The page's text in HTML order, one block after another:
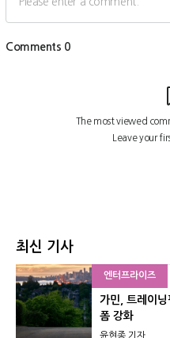
최신 기사
엔터프라이즈
가민, 트레이
폼 강화
윤현종 기자